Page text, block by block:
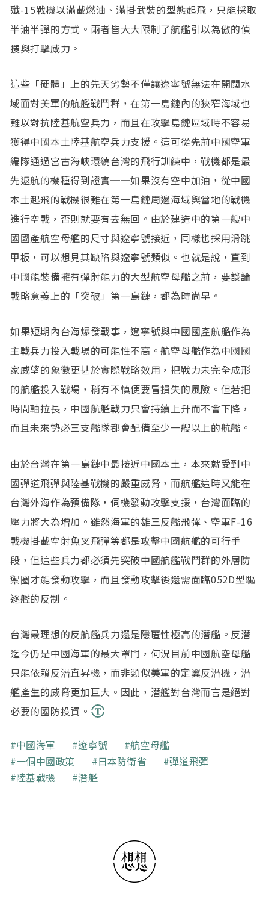
殲-15戰機以滿載燃油、滿掛武裝的型態起飛，只能採取
半油半彈的方式。兩者皆大大限制了航艦引以為傲的偵
搜與打擊威力。
這些「硬體」上的先天劣勢不僅讓遼寧號無法在開闊水
域面對美軍的航艦戰鬥群，在第一島鏈內的狹窄海域也
難以對抗陸基航空兵力，而且在攻擊島鏈區域時不容易
獲得中國本土陸基航空兵力支援。這可從先前中國空軍
編隊通過宮古海峽環繞台灣的飛行訓練中，戰機都是最
先返航的機種得到證實──如果沒有空中加油，從中國
本土起飛的戰機很難在第一島鏈周邊海域與當地的戰機
進行空戰，否則就要有去無回。由於建造中的第一艘中
國國產航空母艦的尺寸與遼寧號接近，同樣也採用滑跳
甲板，可以想見其缺陷與遼寧號類似。也就是說，直到
中國能裝備擁有彈射能力的大型航空母艦之前，要談論
戰略意義上的「突破」第一島鏈，都為時尚早。
如果短期內台海爆發戰事，遼寧號與中國國產航艦作為
主戰兵力投入戰場的可能性不高。航空母艦作為中國國
家威望的象徵更甚於實際戰略效用，把戰力未完全成形
的航艦投入戰場，稍有不慎便要冒損失的風險。但若把
時間軸拉長，中國航艦戰力只會持續上升而不會下降，
而且未來勢必三支艦隊都會配備至少一艘以上的航艦。
由於台灣在第一島鏈中最接近中國本土，本來就受到中
國彈道飛彈與陸基戰機的嚴重威脅，而航艦這時又能在
台灣外海作為預備隊，伺機發動攻擊支援，台灣面臨的
壓力將大為增加。雖然海軍的雄三反艦飛彈、空軍F-16
戰機掛載空射魚叉飛彈等都是攻擊中國航艦的可行手
段，但這些兵力都必須先突破中國航艦戰鬥群的外層防
禦圈才能發動攻擊，而且發動攻擊後還需面臨052D型驅
逐艦的反制。
台灣最理想的反航艦兵力還是隱匿性極高的潛艦。反潛
迄今仍是中國海軍的最大罩門，何況目前中國航空母艦
只能依賴反潛直昇機，而非類似美軍的定翼反潛機，潛
艦產生的威脅更加巨大。因此，潛艦對台灣而言是絕對
必要的國防投資。
關鍵字
中國海軍 遼寧號
航空母艦
一個中國政策
日本防衛省
彈道飛彈
陸基戰機
潛艦